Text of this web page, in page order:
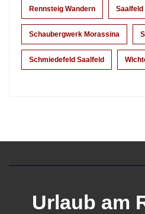
Rennsteig Wandern Saalfeld
Schaubergwerk Morassina
Schmiedefeld Saalfeld
Urlaub am